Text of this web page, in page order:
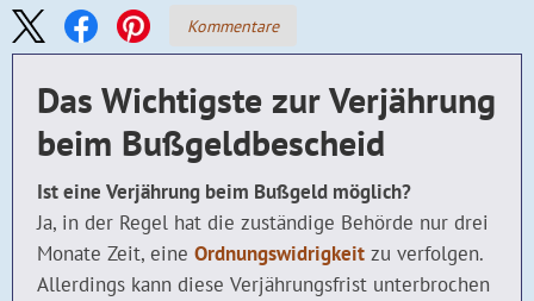
Kommentare
Das Wichtigste zur Verjährung
beim Bußgeldbescheid
Ist eine Verjährung beim Bußgeld möglich?
Ja, in der Regel hat die zuständige Behörde nur drei
Monate Zeit, eine Ordnungswidrigkeit zu verfolgen.
Allerdings kann diese Verjährungsfrist unterbrochen